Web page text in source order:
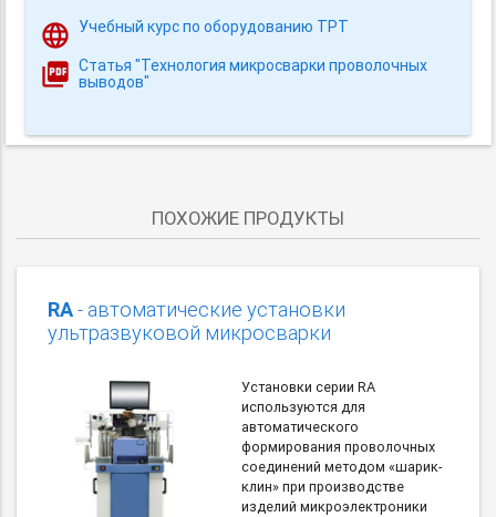
Учебный курс по оборудованию TPT
Статья "Технология микросварки проволочных
выводов"
ПОХОЖИЕ ПРОДУКТЫ
RA- автоматические установки
ультразвуковой микросварки
Установки серии RA
используются для
автоматического
формирования проволочных
соединений методом «шарик-
клин» при производстве
изделий микроэлектроники